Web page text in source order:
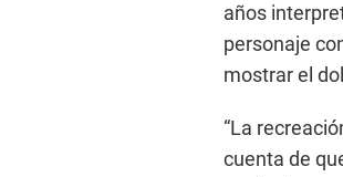
años
personaje
mostrar el
“La
cuenta de